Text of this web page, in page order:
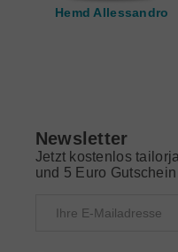
Hemd Allessandro
Newsletter
Jetzt kostenlos
und 5 Euro